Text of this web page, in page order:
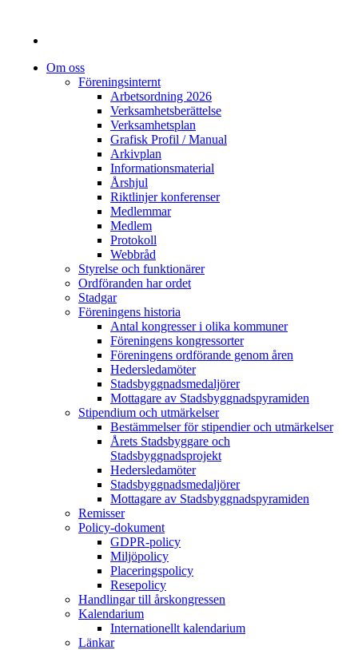
Om oss
Föreningsinternt
Arbetsordning 2026
Verksamhetsberättelse
Verksamhetsplan
Grafisk Profil / Manual
Arkivplan
Informationsmaterial
Årshjul
Riktlinjer konferenser
Medlemmar
Medlem
Protokoll
Webbråd
Styrelse och funktionärer
Ordföranden har ordet
Stadgar
Föreningens historia
Antal kongresser i olika kommuner
Föreningens kongressorter
Föreningens ordförande genom åren
Hedersledamöter
Stadsbyggnadsmedaljörer
Mottagare av Stadsbyggnadspyramiden
Stipendium och utmärkelser
Bestämmelser för stipendier och utmärkelser
Årets Stadsbyggare och
Stadsbyggnadsprojekt
Hedersledamöter
Stadsbyggnadsmedaljörer
Mottagare av Stadsbyggnadspyramiden
Remisser
Policy-dokument
GDPR-policy
Miljöpolicy
Placeringspolicy
Resepolicy
Handlingar till årskongressen
Kalendarium
Internationellt kalendarium
Länkar